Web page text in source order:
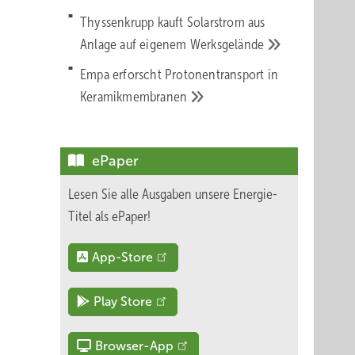
wird
Thyssenkrupp kauft Solarstrom aus
Anlage auf eigenem Werksgelände
Empa erforscht Protonentransport in
Keramikmembranen
ePaper
Lesen Sie alle Ausgaben unsere Energie-
Titel als ePaper!
App-Store
Play Store
Browser-App